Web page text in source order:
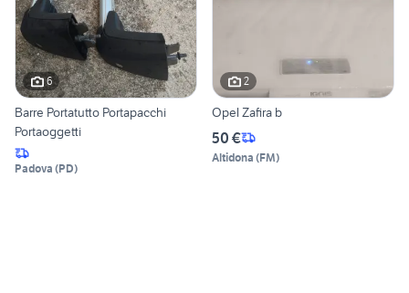
6
Barre Portatutto Portapacchi
Portaoggetti
Padova (PD)
2
Opel Zafira b
50 €
Altidona (FM)